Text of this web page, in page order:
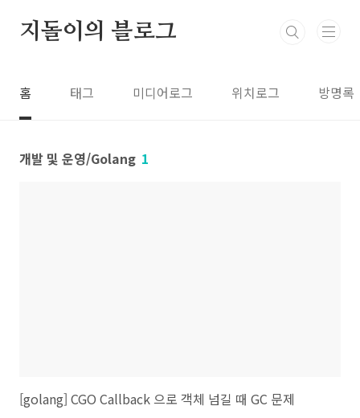
지돌이의 블로그
홈 태그 미디어로그 위치로그 방명록
개발 및 운영/Golang 1
[golang] CGO Callback 으로 객체 넘길 때 GC 문제